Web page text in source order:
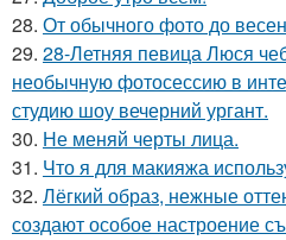
28. От обычного фото до
29. 28-Летняя певица Люся
необычную фотосессию в
студию шоу вечерний ургант.
30. Не меняй черты лица.
31. Что я для макияжа
32. Лёгкий образ, нежные
создают особое настроение